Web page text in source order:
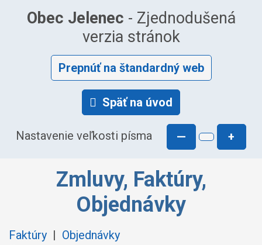
Obec Jelenec - Zjednodušená
verzia stránok
Prepnúť na štandardný web
Späť na úvod
Nastavenie veľkosti písma — +
Zmluvy, Faktúry,
Objednávky
Faktúry | Objednávky